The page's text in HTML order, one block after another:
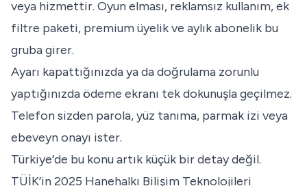
veya hizmettir. Oyun elması, reklamsız kullanım, ek
filtre paketi, premium üyelik ve aylık abonelik bu
gruba girer.
Ayarı kapattığınızda ya da doğrulama zorunlu
yaptığınızda ödeme ekranı tek dokunuşla geçilmez.
Telefon sizden parola, yüz tanıma, parmak izi veya
ebeveyn onayı ister.
Türkiye’de bu konu artık küçük bir detay değil.
TÜİK’in 2025 Hanehalkı Bilişim Teknolojileri